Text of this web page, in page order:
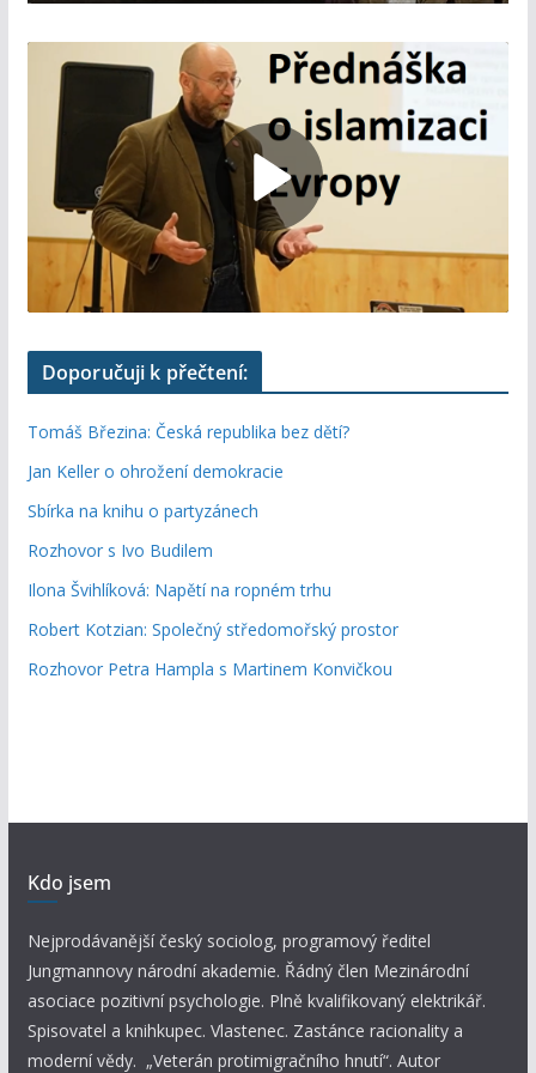
Doporučuji k přečtení:
Tomáš Březina: Česká republika bez dětí?
Jan Keller o ohrožení demokracie
Sbírka na knihu o partyzánech
Rozhovor s Ivo Budilem
Ilona Švihlíková: Napětí na ropném trhu
Robert Kotzian: Společný středomořský prostor
Rozhovor Petra Hampla s Martinem Konvičkou
Kdo jsem
Nejprodávanější český sociolog, programový ředitel
Jungmannovy národní akademie. Řádný člen Mezinárodní
asociace pozitivní psychologie. Plně kvalifikovaný elektrikář.
Spisovatel a knihkupec. Vlastenec. Zastánce racionality a
moderní vědy. „Veterán protimigračního hnutí“. Autor